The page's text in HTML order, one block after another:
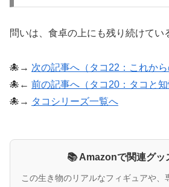
問いは、食卓の上にも残り続けてい
🐙→ 次の記事へ（タコ22：これから
🐙← 前の記事へ（タコ20：タコと知
🐙→ タコシリーズ一覧へ
📚 Amazonで関連グッ
この生き物のリアルなフィギュアや、